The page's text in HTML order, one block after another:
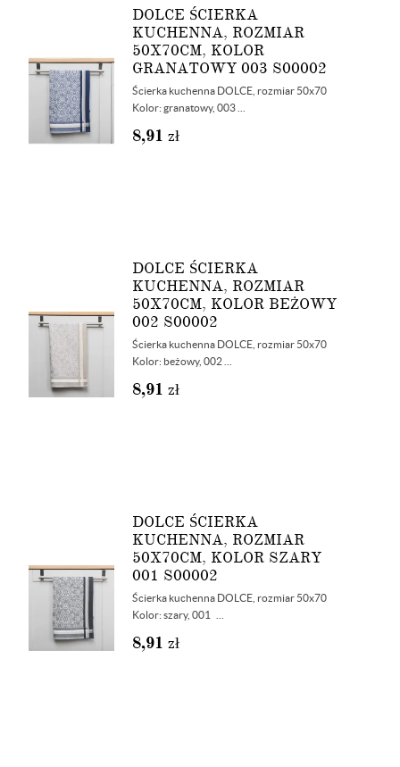
DOLCE ŚCIERKA
KUCHENNA, ROZMIAR
50X70CM, KOLOR
GRANATOWY 003 S00002
Ścierka kuchenna DOLCE, rozmiar 50x70
Kolor: granatowy, 003 ...
8,91 zł
DOLCE ŚCIERKA
KUCHENNA, ROZMIAR
50X70CM, KOLOR BEŻOWY
002 S00002
Ścierka kuchenna DOLCE, rozmiar 50x70
Kolor: beżowy, 002 ...
8,91 zł
DOLCE ŚCIERKA
KUCHENNA, ROZMIAR
50X70CM, KOLOR SZARY
001 S00002
Ścierka kuchenna DOLCE, rozmiar 50x70
Kolor: szary, 001 ...
8,91 zł